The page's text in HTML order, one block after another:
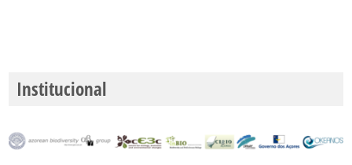
Institucional